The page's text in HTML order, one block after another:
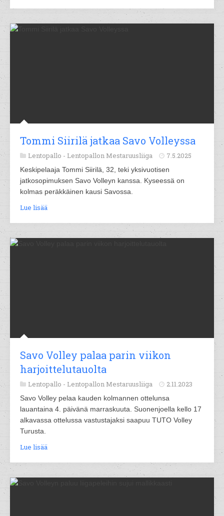
Tommi Siirilä jatkaa Savo Volleyssa
Lentopallo - Lentopallon Mestaruusliiga 7.5.2025
Keskipelaaja Tommi Siirilä, 32, teki yksivuotisen
jatkosopimuksen Savo Volleyn kanssa. Kyseessä on
kolmas peräkkäinen kausi Savossa.
Lue lisää
Savo Volley palaa parin viikon
harjoittelutauolta
Lentopallo - Lentopallon Mestaruusliiga 2.11.2023
Savo Volley pelaa kauden kolmannen ottelunsa
lauantaina 4. päivänä marraskuuta. Suonenjoella kello 17
alkavassa ottelussa vastustajaksi saapuu TUTO Volley
Turusta.
Lue lisää